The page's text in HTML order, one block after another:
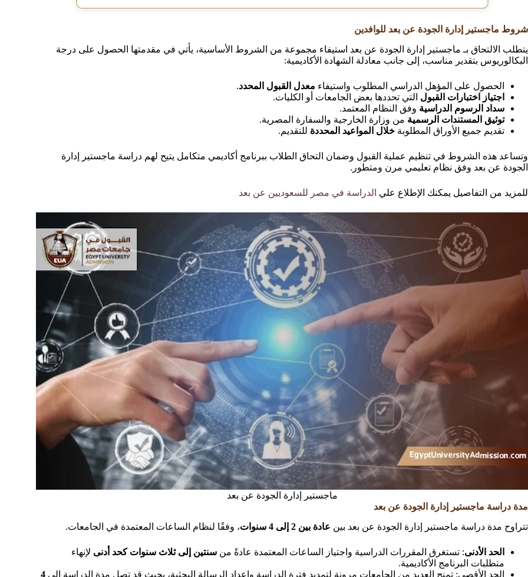
شروط ماجستير إدارة الجودة عن بعد للوافدين
يتطلب الالتحاق بـ ماجستير إدارة الجودة عن بعد استيفاء مجموعة من الشروط الأساسية، يأتي في مقدمتها الحصول على درجة
البكالوريوس بتقدير مناسب، إلى جانب معادلة الشهادة الأكاديمية:
الحصول على المؤهل الدراسي المطلوب واستيفاء معدل القبول المحدد.
اجتياز اختبارات القبول التي تحددها بعض الجامعات أو الكليات.
سداد الرسوم الدراسية وفق النظام المعتمد.
توثيق المستندات الرسمية من وزارة الخارجية والسفارة المصرية.
تقديم جميع الأوراق المطلوبة خلال المواعيد المحددة للتقديم.
وتساعد هذه الشروط في تنظيم عملية القبول وضمان التحاق الطلاب ببرنامج أكاديمي متكامل يتيح لهم دراسة ماجستير إدارة
الجودة عن بعد وفق نظام تعليمي مرن ومتطور.
للمزيد من التفاصيل يمكنك الإطلاع علي الدراسة في مصر للسعوديين عن بعد
ماجستير إدارة الجودة عن بعد
مدة دراسة ماجستير إدارة الجودة عن بعد
تتراوح مدة دراسة ماجستير إدارة الجودة عن بعد بين عادة بين 2 إلى 4 سنوات ، وفقًا لنظام الساعات المعتمدة في الجامعات.
الحد الأدنى: تستغرق المقررات الدراسية واجتياز الساعات المعتمدة عادةً من سنتين إلى ثلاث سنوات كحد أدنى لإنهاء
متطلبات البرنامج الأكاديمية.
الحد الأقصى: تمنح العديد من الجامعات مرونة لتمديد فترة الدراسة وإعداد الرسالة البحثية، بحيث قد تصل مدة الدراسة إلى 4